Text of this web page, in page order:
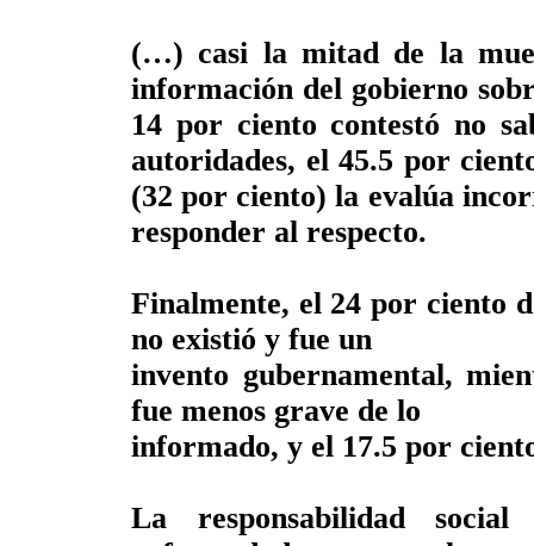
(…) casi la mitad de la
información del gobierno
14 por ciento contestó no
autoridades, el 45.5 por
(32 por ciento) la evalúa
responder al respecto.
Finalmente, el 24 por ciento
no existió y fue un
invento gubernamental,
fue menos grave de lo
informado, y el 17.5 por
La responsabilidad